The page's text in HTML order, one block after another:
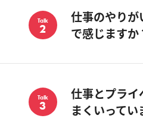
Talk
2
仕事のやりが
で感じますか
Talk
3
仕事とプライ
まくいってい